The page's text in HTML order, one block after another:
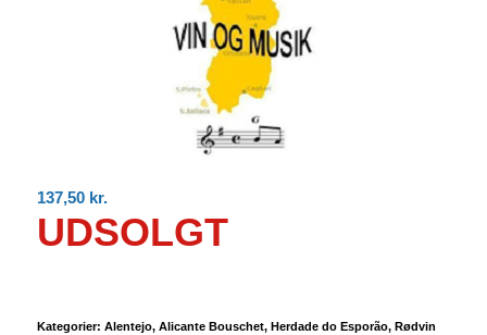
137,50 kr.
UDSOLGT
Kategorier: Alentejo, Alicante Bouschet, Herdade do Esporão, Rødvin